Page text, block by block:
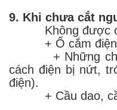
9. Khi chưa cắt
Không được
+ Ổ cắm
+ Những chỗ
cách điện bị nứt,
điện).
+ Cầu dao, cầu